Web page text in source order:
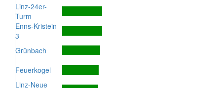
Linz-24er-
Turm
Enns-Kristein
3
Grünbach
Feuerkogel
Linz-Neue